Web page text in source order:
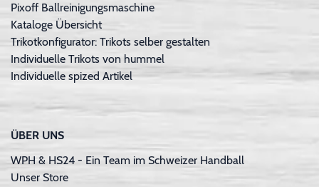
Pixoff Ballreinigungsmaschine
Kataloge Übersicht
Trikotkonfigurator: Trikots selber gestalten
Individuelle Trikots von hummel
Individuelle spized Artikel
ÜBER UNS
WPH & HS24 - Ein Team im Schweizer Handball
Unser Store